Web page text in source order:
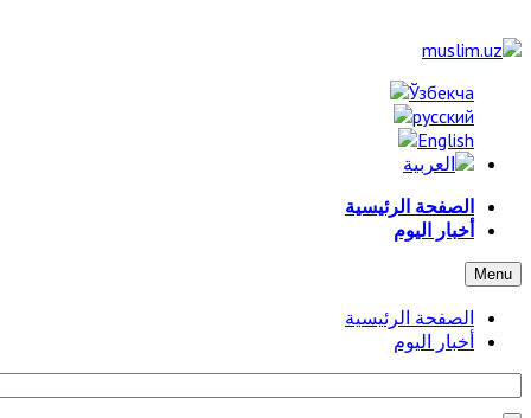
الصفحة الرئيسية
أخبار اليوم
Menu
الصفحة الرئيسية
أخبار اليوم